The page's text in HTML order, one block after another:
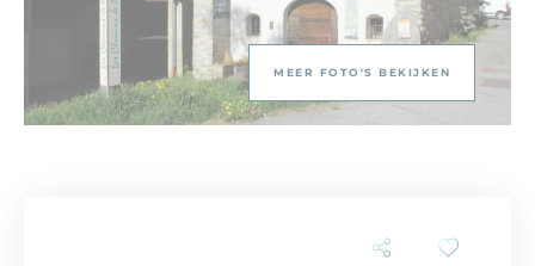
MEER FOTO'S BEKIJKEN